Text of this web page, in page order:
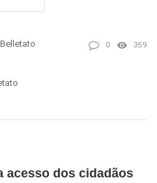
0 359
acesso dos cidadãos